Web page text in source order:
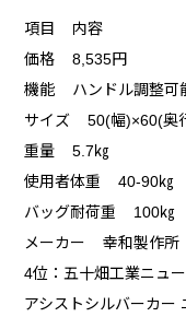
項目 内容
価格 8,535円
機能 ハンドル調整可
サイズ 50(幅)×60(奥
重量 5.7㎏
使用者体重 40-90㎏
バッグ耐荷重 100㎏
メーカー 幸和製作所
4位：五十畑工業ニュ
アシストシルバーカー